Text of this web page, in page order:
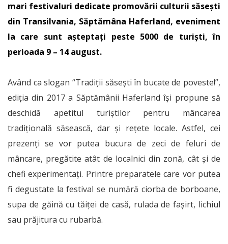
mari festivaluri dedicate promovării culturii săsești
din Transilvania, Săptămâna Haferland, eveniment
la care sunt așteptați peste 5000 de turiști, în
perioada 9 – 14 august.
Având ca slogan “Tradiții săsești în bucate de poveste!”,
ediția din 2017 a Săptămânii Haferland își propune să
deschidă apetitul turiștilor pentru mâncarea
tradițională săsească, dar și rețete locale. Astfel, cei
prezenți se vor putea bucura de zeci de feluri de
mâncare, pregătite atât de localnici din zonă, cât și de
chefi experimentați. Printre preparatele care vor putea
fi degustate la festival se numără ciorba de borboane,
supa de găină cu tăiței de casă, rulada de fașirt, lichiul
sau prăjitura cu rubarbă.